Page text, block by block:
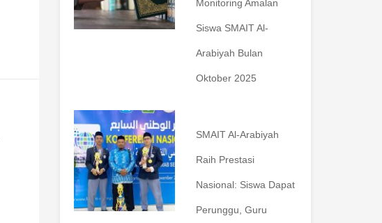
Monitoring Amalan
Siswa SMAIT Al-
Arabiyah Bulan
Oktober 2025
SMAIT Al-Arabiyah
Raih Prestasi
Nasional: Siswa Dapat
Perunggu, Guru